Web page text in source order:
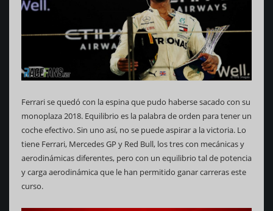
Ferrari se quedó con la espina que pudo haberse sacado con su
monoplaza 2018. Equilibrio es la palabra de orden para tener un
coche efectivo. Sin uno así, no se puede aspirar a la victoria. Lo
tiene Ferrari, Mercedes GP y Red Bull, los tres con mecánicas y
aerodinámicas diferentes, pero con un equilibrio tal de potencia
y carga aerodinámica que le han permitido ganar carreras este
curso.